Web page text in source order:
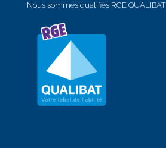
Nous sommes qualifiés RGE QUALIBAT